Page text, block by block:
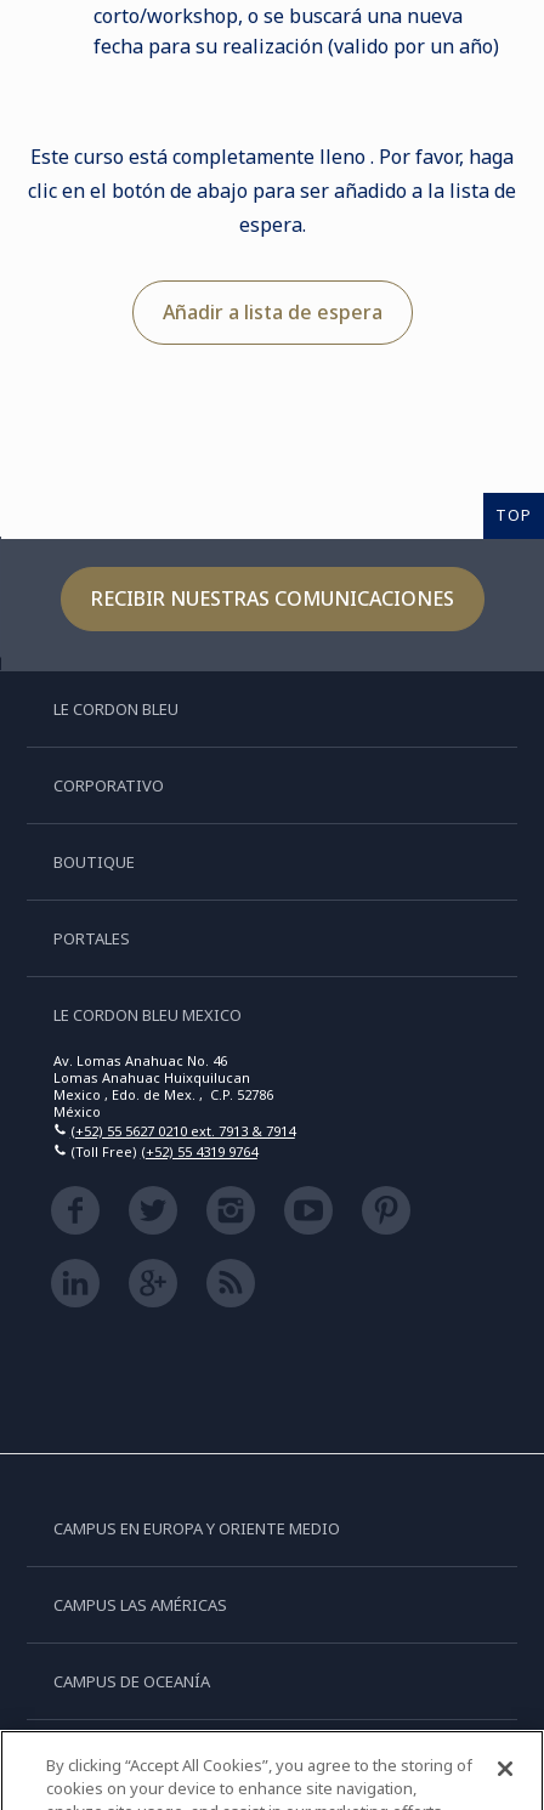
corto/workshop, o se buscará una nueva
fecha para su realización (valido por un año)
Este curso está completamente lleno . Por favor, haga
clic en el botón de abajo para ser añadido a la lista de
espera.
Añadir a lista de espera
TOP
RECIBIR NUESTRAS COMUNICACIONES
LE CORDON BLEU
CORPORATIVO
BOUTIQUE
PORTALES
LE CORDON BLEU MEXICO
Av. Lomas Anahuac No. 46
Lomas Anahuac Huixquilucan
Mexico , Edo. de Mex. , C.P. 52786
México
(+52) 55 5627 0210 ext. 7913 & 7914
(Toll Free) (+52) 55 4319 9764
CAMPUS EN EUROPA Y ORIENTE MEDIO
CAMPUS LAS AMÉRICAS
CAMPUS DE OCEANÍA
CAMPUS DE ASIA
By clicking “Accept All Cookies”, you agree to the storing of
cookies on your device to enhance site navigation,